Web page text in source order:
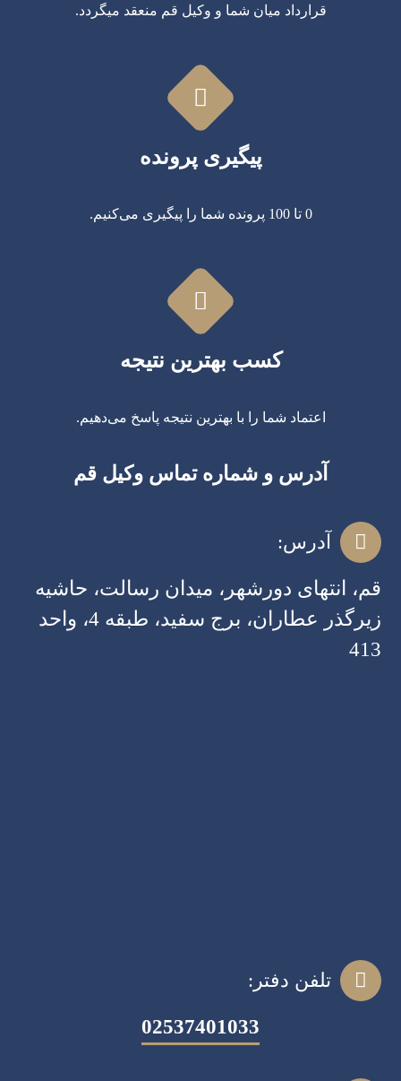
قرارداد میان شما و وکیل قم منعقد میگردد.
پیگیری پرونده
0 تا 100 پرونده شما را پیگیری می‌کنیم.
کسب بهترین نتیجه
اعتماد شما را با بهترین نتیجه پاسخ می‌دهیم.
آدرس و شماره تماس وکیل قم
آدرس:
قم، انتهای دورشهر، میدان رسالت، حاشیه
زیرگذر عطاران، برج سفید، طبقه 4، واحد
413
تلفن دفتر:
02537401033